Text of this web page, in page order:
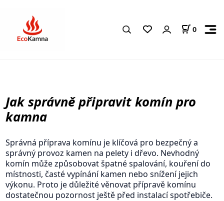
0
Jak správně připravit komín pro
kamna
Správná příprava komínu je klíčová pro bezpečný a
správný provoz kamen na pelety i dřevo. Nevhodný
komín může způsobovat špatné spalování, kouření do
místnosti, časté vypínání kamen nebo snížení jejich
výkonu. Proto je důležité věnovat přípravě komínu
dostatečnou pozornost ještě před instalací spotřebiče.